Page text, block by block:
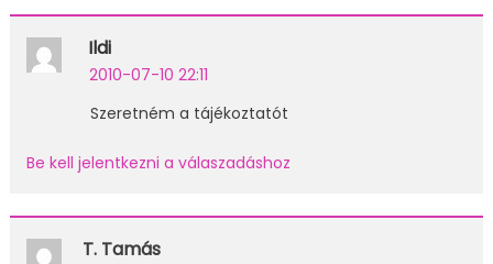
Ildi
2010-07-10 22:11
Szeretném a tájékoztatót
Be kell jelentkezni a válaszadáshoz
T. Tamás